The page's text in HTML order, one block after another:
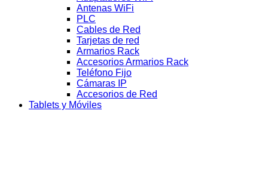
Antenas WiFi
PLC
Cables de Red
Tarjetas de red
Armarios Rack
Accesorios Armarios Rack
Teléfono Fijo
Cámaras IP
Accesorios de Red
Tablets y Móviles